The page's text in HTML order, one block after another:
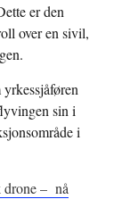
er den
over en sivil,
sin i
i
drone – nå